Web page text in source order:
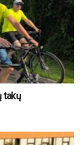
takų